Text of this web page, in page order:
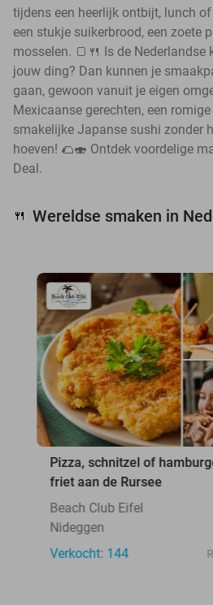
tijdens een heerlijk ontbijt, lunch
een stukje suikerbrood, een zoete
mosselen. 🍞🍴 Is de Nederlandse
jouw ding? Dan kunnen je
gaan, gewoon vanuit je eigen
Mexicaanse gerechten, een
smakelijke Japanse sushi zonder
hoeven! 🌮🍣 Ontdek voordelige
Deal.
🍴 Wereldse smaken in
Pizza, schnitzel of
friet aan de Rursee
Beach Club Eifel
Nideggen
Verkocht: 144